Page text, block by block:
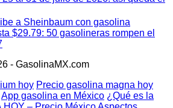
a Sheinbaum con gasolina
$29.79: 50 gasolineras rompen el
- GasolinaMX.com
hoy Precio gasolina magna hoy
App gasolina en México ¿Qué es la